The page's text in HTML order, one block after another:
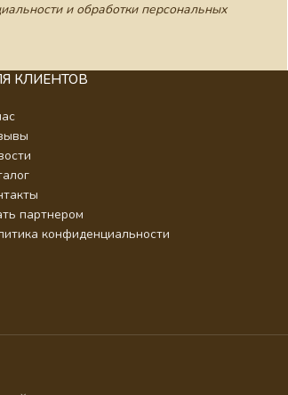
и обработки персональных
КЛИЕНТОВ
партнером
конфиденциальности